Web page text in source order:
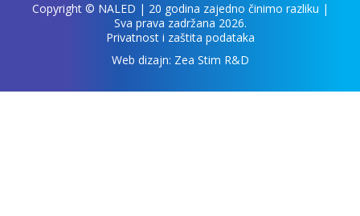
Copyright © NALED | 20 godina zajedno činimo razliku |
Sva prava zadržana 2026.
Privatnost i zaštita podataka
Web dizajn: Zea Stim R&D